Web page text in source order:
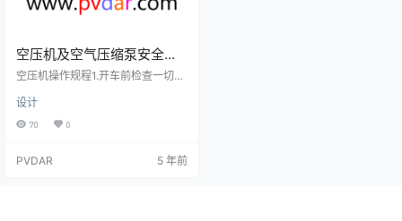
空压机及空气压缩泵安全操
作规程
空压机操作规程1.开车前检查一切防
态，否则不得开车。2.检查各种润滑
油面是否合乎标准。3.安全阀须每月
或设备有压力的情况下，不得进行
设计
70 0
PVDAR 5 年前